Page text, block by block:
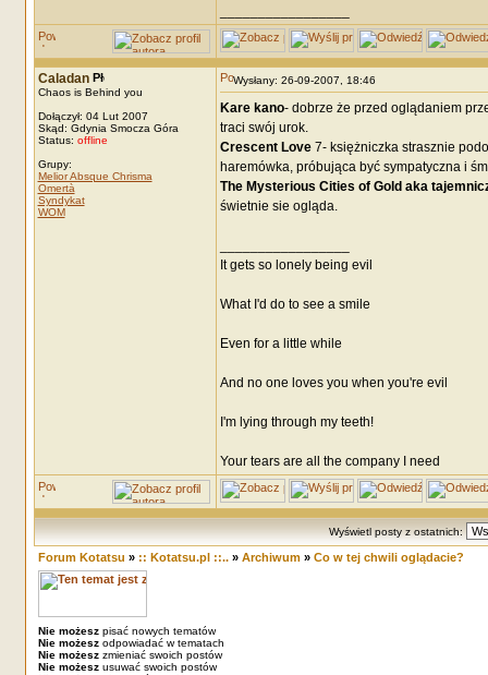
Caladan
Chaos is Behind you
Dołączył: 04 Lut 2007
Skąd: Gdynia Smocza Góra
Status: offline
Grupy:
Melior Absque Chrisma
Omertà
Syndykat
WOM
Wysłany: 26-09-2007, 18:46
Kare kano- dobrze że przed oglądaniem
traci swój urok.
Crescent Love7- księżniczka strasznie
haremówka, próbująca być sympatyczna i
The Mysterious Cities of Gold aka
świetnie sie ogląda.
It gets so lonely being evil
What I'd do to see a smile
Even for a little while
And no one loves you when you're evil
I'm lying through my teeth!
Your tears are all the company I need
Wyświetl posty z ostatnich:
Forum Kotatsu » :: Kotatsu.pl ::..» Archiwum» Co w tej chwili oglądacie?
Nie możeszpisać nowych tematów
Nie możeszodpowiadać w tematach
Nie możeszzmieniać swoich postów
Nie możeszusuwać swoich postów